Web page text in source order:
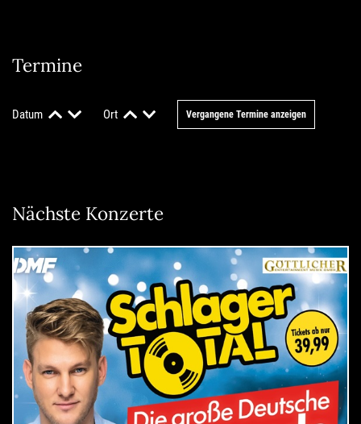
Termine
Datum Ort Vergangene Termine anzeigen
Nächste Konzerte